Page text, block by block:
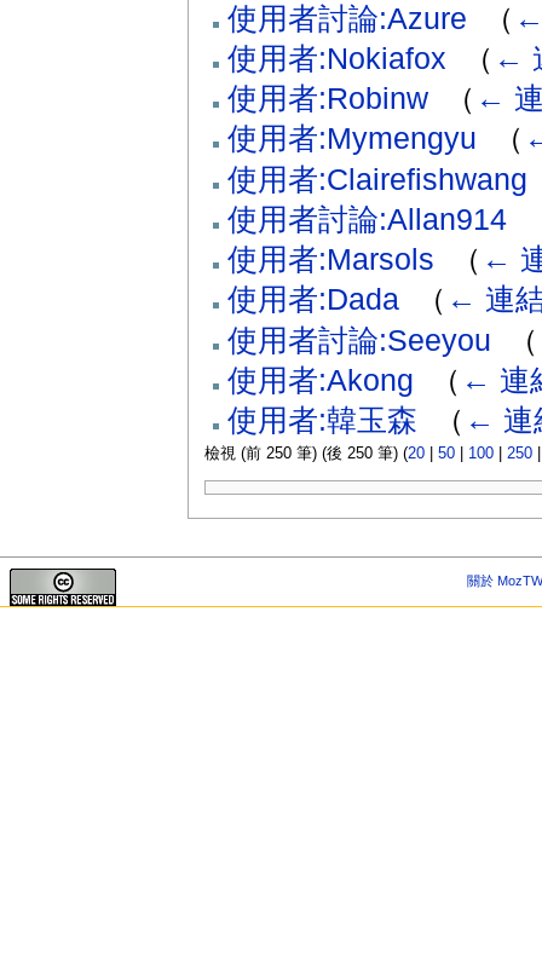
使用者討論:Azure
（
使用者:Nokiafox
（ ←
使用者:Robinw‎ （ ←
使用者:Mymengyu
（
使用者:Clairefishwang
使用者討論:Allan914‎
使用者:Marsols
（ ←
使用者:Dada‎ （ ← 連
使用者討論:Seeyou
（
使用者:Akong
（ ← 連
使用者:韓玉森
（ ← 連
檢視 (前 250 筆) (後 250 筆) (20| 50| 100| 250
關於